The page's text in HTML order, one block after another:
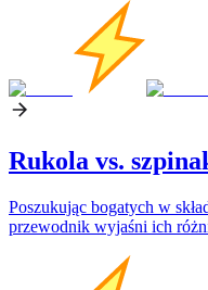
Rukola vs.
Poszukując bogatych w
przewodnik wyjaśni ich